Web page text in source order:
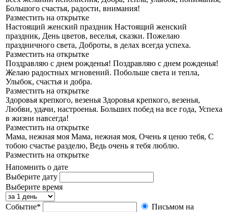
Большого счастья, радости, внимания!
Разместить на открытке
Настоящий женский праздник Настоящий женский
праздник, День цветов, веселья, сказки. Пожелаю
праздничного света, Доброты, в делах всегда успеха.
Разместить на открытке
Поздравляю с днем рожденья! Поздравляю с днем рожденья!
Желаю радостных мгновений. Побольше света и тепла,
Улыбок, счастья и добра.
Разместить на открытке
Здоровья крепкого, везенья Здоровья крепкого, везенья,
Любви, удачи, настроенья. Больших побед на все года, Успеха
в жизни навсегда!
Разместить на открытке
Мама, нежная моя Мама, нежная моя, Очень я ценю тебя, С
тобою счастье разделю, Ведь очень я тебя люблю.
Разместить на открытке
Напомнить о дате
Выберите дату
Выберите время
Событие*
Письмом на